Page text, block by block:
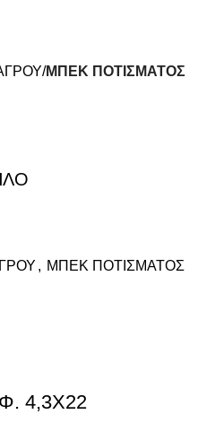
ΜΠΕΚ ΠΟΤΙΣΜΑΤΟΣ
, ΜΠΕΚ ΠΟΤΙΣΜΑΤΟΣ
4,3Χ22